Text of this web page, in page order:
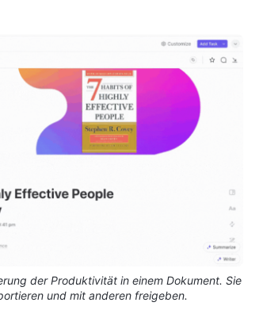
der Produktivität in einem Dokument. Sie
und mit anderen freigeben.